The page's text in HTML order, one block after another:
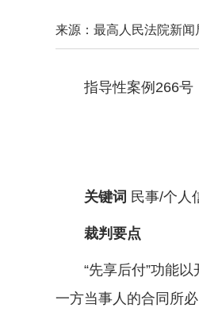
来源：最高人民法院新闻
指导性案例266号
关键词 民事/个人
裁判要点
“先享后付”功能以
一方当事人的合同所